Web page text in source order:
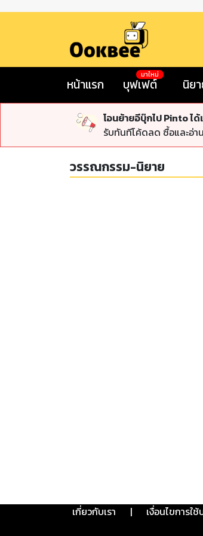
หน้าแรก บุฟเฟต์
มาใหม่
นิย
โอนย้ายอีบุ๊กไป Pinto ไ
รับทันทีโค้ดลด ซื้อและอ่า
วรรณกรรม-นิยาย
เกี่ยวกับเรา | เงื่อนไขการใ